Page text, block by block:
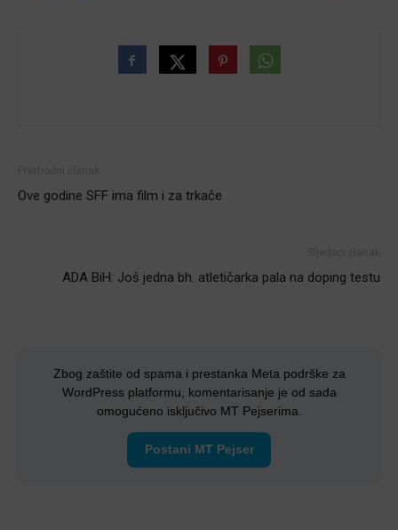
Ove godine SFF ima film i za trkače
ADA BiH: Još jedna bh. atletičarka pala na doping testu
Zbog zaštite od spama i prestanka Meta podrške za
WordPress platformu, komentarisanje je od sada
omogućeno isključivo MT Pejserima.
Postani MT Pejser